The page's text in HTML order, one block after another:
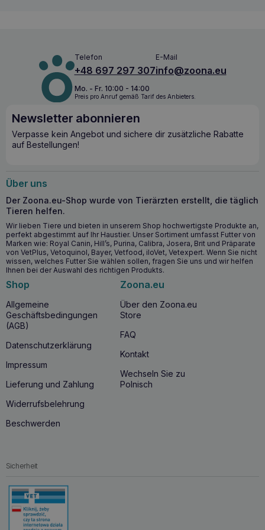
und Nierengesundheit
Die Rezeptur von
Moderate Calorie 7kgwurde zusätzlich mit Inhaltsstoffen
angereichert, diedie natürliche Hautbarriere
unterstützen
, was zur Erhaltung der Hautgesundheit
beiträgt. Dies ist besonders wichtig
allergischen Problemen, bei denen die Haut oft die erste
Verteidigungslinie gegen
Wichtige gesundheitliche Vorteile
Hydrolysiertes Protein mit niedrigem Molekulargewicht
verringert das Risiko allergischer Reaktionen.
Ein begrenzter Phosphorgehalt unterstützt die normale
Nierenfunktion.
Ein moderater Kaloriengehalt trägt zur Aufrechterhaltung
eines optimalen Körpergewichts bei.
Hautgesundheit bei.
Wann sollten Sie mit ROYAL CANIN
Hypoallergenic Moderate Calorie 7kg
beginnen?
ROYAL CANIN Hypoallergenic Moderate Calorie 7kg
eignet sich besonders für erwachsene Hunde mit
Futtermittelallergien
die Unterstützung bei der Aufrechterhaltung eines
optimalen Körpergewichts benötigen. Es ist auch eine gute
Warum ROYAL CANIN Hypoallergenic
Moderate Calorie 7kg kaufen?
Wenn Sie sich für
Moderate Calorie 7kg
ein Futter, das nicht nur
Telefon
+48 697 297 307
E-Mail
info@zoona.eu
Mo. - Fr. 10:00 - 14:00
Preis pro Anruf gemäß Tarif des Anbieters.
Newsletter abonnieren
Verpasse kein Angebot und sichere dir zusätzliche Rabatte
auf Bestellungen!
Über uns
Der Zoona.eu-Shop wurde von Tierärzten erstellt, die täglich
Tieren helfen.
Wir lieben Tiere und bieten in unserem Shop hochwertigste Produkte an,
perfekt abgestimmt auf Ihr Haustier. Unser Sortiment umfasst Futter von
Marken wie: Royal Canin, Hill’s, Purina, Calibra, Josera, Brit und Präparate
von VetPlus, Vetoquinol, Bayer, Vetfood, iloVet, Vetexpert. Wenn Sie nicht
wissen, welches Futter Sie wählen sollen, fragen Sie uns und wir helfen
Ihnen bei der Auswahl des richtigen Produkts.
Shop
Allgemeine
Geschäftsbedingungen
(AGB)
Datenschutzerklärung
Impressum
Lieferung und Zahlung
Widerrufsbelehrung
Beschwerden
Zoona.eu
Über den Zoona.eu
Store
FAQ
Kontakt
Wechseln Sie zu
Polnisch
Sicherheit